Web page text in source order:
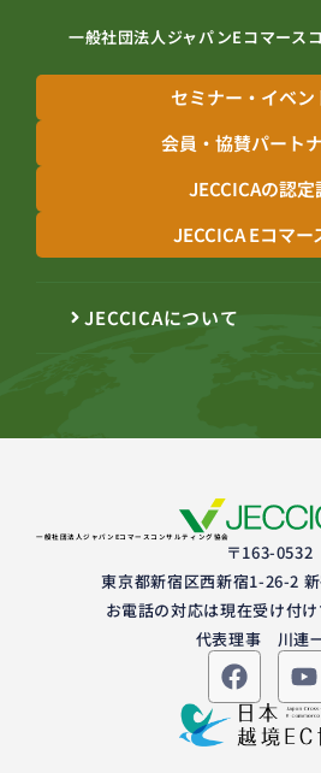
一般社団法人ジャパンEコマース
セミナー・イベン
会員・協賛パート
JECCICAの認定
JECCICA Eコマー
JECCICAについて
一般社団法人ジャパンEコマースコンサルティング協会
〒163-0532
東京都新宿区西新宿1-26-2
お電話の対応は現在受け付け
代表理事 川連